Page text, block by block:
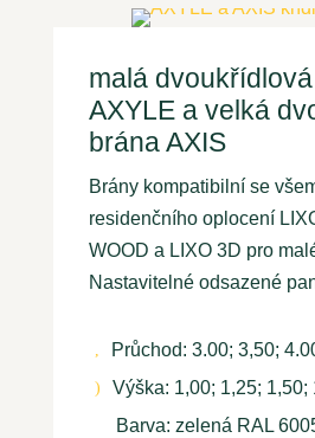
malá
AXYLE a velká
brána AXIS
Brány kompatibilní se
residenčního oplocení
WOOD a LIXO 3D pro
Nastavitelné odsazené
Průchod: 3.00; 3,50;
) Výška: 1,00; 1,25; 1,50;
Barva: zelená RAL